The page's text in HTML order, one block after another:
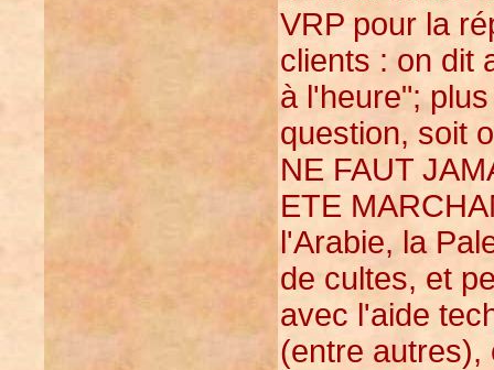
VRP pour la
clients : on dit
à l'heure";
question, soit
NE FAUT
ETE
l'Arabie, la
de cultes, et
avec l'aide
(entre autres),